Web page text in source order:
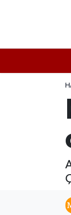
İstanbul
İstanbul
İstanbul
Süper Lig
Tüm
Son
Haber